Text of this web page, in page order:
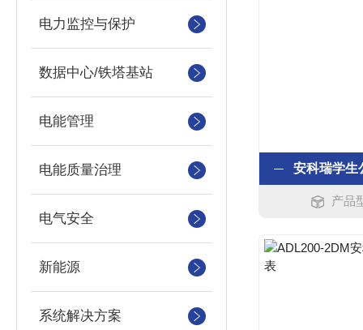
电力监控与保护
数据中心/铁塔基站
电能管理
电能质量治理
电气安全
新能源
系统解决方案
产品